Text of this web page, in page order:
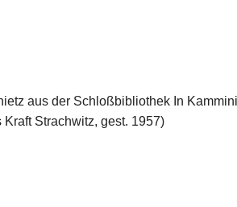
aus der Schloßbibliothek In
Strachwitz, gest. 1957)